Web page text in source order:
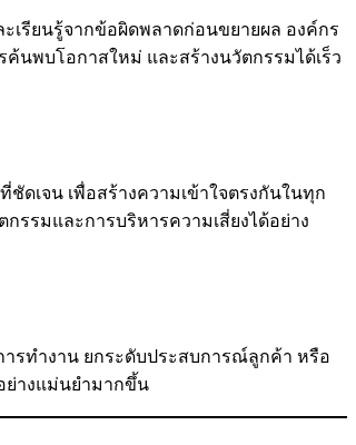
เรียนรู้จากข้อผิดพลาดก่อนขยายผล องค์กร
นพบโอกาสใหม่ และสร้างนวัตกรรมได้เร็ว
ดเจน เพื่อสร้างความเข้าใจตรงกันในทุก
รรมและการบริหารความเสี่ยงได้อย่าง
ารทำงาน ยกระดับประสบการณ์ลูกค้า หรือ
ย่างแม่นยำมากขึ้น